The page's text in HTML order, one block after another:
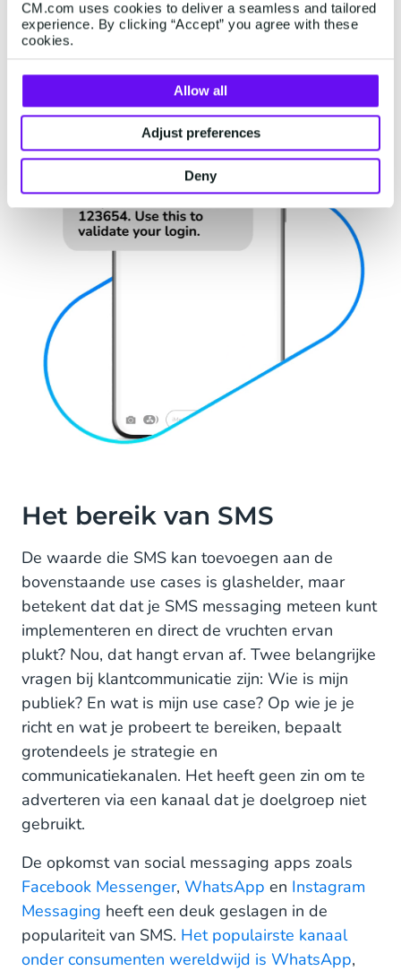
CM.com uses cookies to deliver a seamless and tailored
experience. By clicking “Accept” you agree with these
cookies.
Allow all
Adjust preferences
Deny
tot 1,5 biljoen tegen 2028! Een stijging ten
opzichte van de 1,3 biljoen gemeten in 2023.
Het bereik van SMS
De waarde die SMS kan toevoegen aan de
bovenstaande use cases is glashelder, maar
betekent dat dat je SMS messaging meteen kunt
implementeren en direct de vruchten ervan
plukt? Nou, dat hangt ervan af. Twee belangrijke
vragen bij klantcommunicatie zijn: Wie is mijn
publiek? En wat is mijn use case? Op wie je je
richt en wat je probeert te bereiken, bepaalt
grotendeels je strategie en
communicatiekanalen. Het heeft geen zin om te
adverteren via een kanaal dat je doelgroep niet
gebruikt.
De opkomst van social messaging apps zoals
Facebook Messenger, WhatsApp en Instagram
Messaging heeft een deuk geslagen in de
populariteit van SMS. Het populairste kanaal
onder consumenten wereldwijd is WhatsApp,